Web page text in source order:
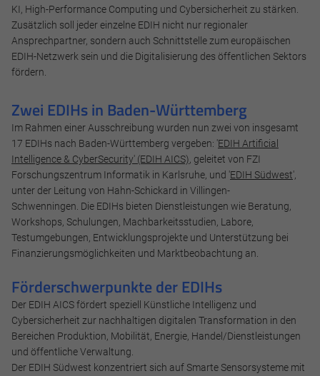
KI, High-Performance Computing und Cybersicherheit zu stärken.
Zusätzlich soll jeder einzelne EDIH nicht nur regionaler
Ansprechpartner, sondern auch Schnittstelle zum europäischen
EDIH-Netzwerk sein und die Digitalisierung des öffentlichen Sektors
fördern.
Zwei EDIHs in Baden-Württemberg
Im Rahmen einer Ausschreibung wurden nun zwei von insgesamt
17 EDIHs nach Baden-Württemberg vergeben: 'EDIH Artificial
Intelligence & CyberSecurity' (EDIH AICS) , geleitet von FZI
Forschungszentrum Informatik in Karlsruhe, und 'EDIH Südwest',
unter der Leitung von Hahn-Schickard in Villingen-
Schwenningen. Die EDIHs bieten Dienstleistungen wie Beratung,
Workshops, Schulungen, Machbarkeitsstudien, Labore,
Testumgebungen, Entwicklungsprojekte und Unterstützung bei
Finanzierungsmöglichkeiten und Marktbeobachtung an.
Förderschwerpunkte der EDIHs
Der EDIH AICS fördert speziell Künstliche Intelligenz und
Cybersicherheit zur nachhaltigen digitalen Transformation in den
Bereichen Produktion, Mobilität, Energie, Handel/Dienstleistungen
und öffentliche Verwaltung.
Der EDIH Südwest konzentriert sich auf Smarte Sensorsysteme mit